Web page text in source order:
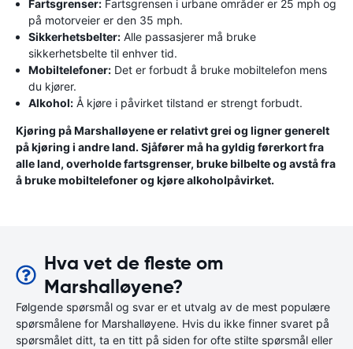
Fartsgrenser: Fartsgrensen i urbane områder er 25 mph og
på motorveier er den 35 mph.
Sikkerhetsbelter: Alle passasjerer må bruke
sikkerhetsbelte til enhver tid.
Mobiltelefoner: Det er forbudt å bruke mobiltelefon mens
du kjører.
Alkohol: Å kjøre i påvirket tilstand er strengt forbudt.
Kjøring på Marshalløyene er relativt grei og ligner generelt
på kjøring i andre land. Sjåfører må ha gyldig førerkort fra
alle land, overholde fartsgrenser, bruke bilbelte og avstå fra
å bruke mobiltelefoner og kjøre alkoholpåvirket.
Hva vet de fleste om
Marshalløyene?
Følgende spørsmål og svar er et utvalg av de mest populære
spørsmålene for Marshalløyene. Hvis du ikke finner svaret på
spørsmålet ditt, ta en titt på siden for ofte stilte spørsmål eller